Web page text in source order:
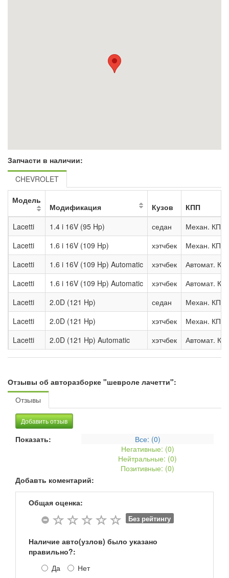
Запчасти в наличии:
CHEVROLET
Модель
Модификация Кузов
КПП
Lacetti
1.4 i 16V (95 Hp) седан
Механ. КПП
Lacetti
1.6 i 16V (109 Hp) хэтчбек
Механ. КПП
Lacetti
1.6 i 16V (109 Hp) Automatic хэтчбек
Автомат.
Lacetti
1.6 i 16V (109 Hp) Automatic хэтчбек
Автомат.
Lacetti
2.0D (121 Hp) седан
Механ. КПП
Lacetti
2.0D (121 Hp) хэтчбек
Механ. КПП
Lacetti
2.0D (121 Hp) Automatic хэтчбек Автомат.
Отзывы об авторазборке "шевроле лачетти":
Отзывы
Добавить отзыв
Показать: Все: (0)
Негативные: (0)
Нейтральные: (0)
Позитивные: (0)
Добавть коментарий:
Общая оценка:
Без рейтингу
Наличие авто(узлов) было указано
правильно?:
Да
Нет